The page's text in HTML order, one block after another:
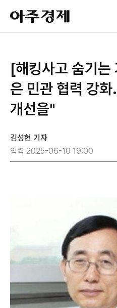
아
주
경
[해킹사고 숨기는
은 민관 협력 강
개선을"
김성현 기자
입력 2025-06-10 19:00